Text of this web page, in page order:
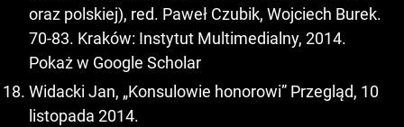
oraz polskiej), red. Paweł Czubik, Wojciech Burek.
70-83. Kraków: Instytut Multimedialny, 2014.
Pokaż w Google Scholar
Widacki Jan, „Konsulowie honorowi” Przegląd, 10
listopada 2014.